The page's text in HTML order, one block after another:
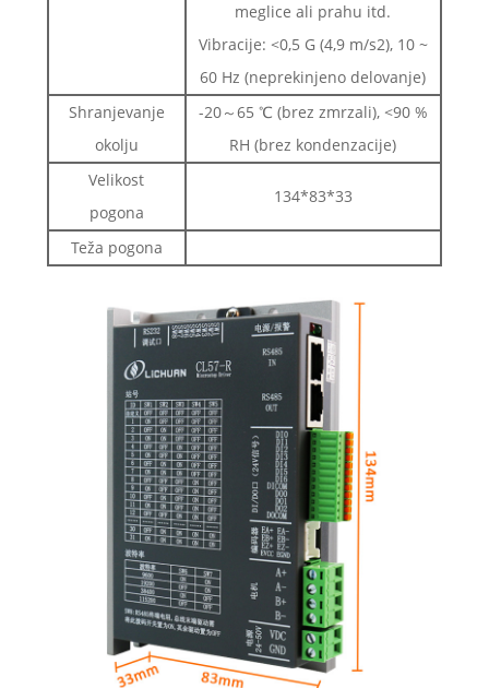
meglice ali prahu itd.
Vibracije: <0,5 G (4,9 m/s2), 10 ~
60 Hz (neprekinjeno delovanje)
Shranjevanje
okolju
-20～65 ℃ (brez zmrzali), <90 %
RH (brez kondenzacije)
Velikost
pogona
134*83*33
Teža pogona